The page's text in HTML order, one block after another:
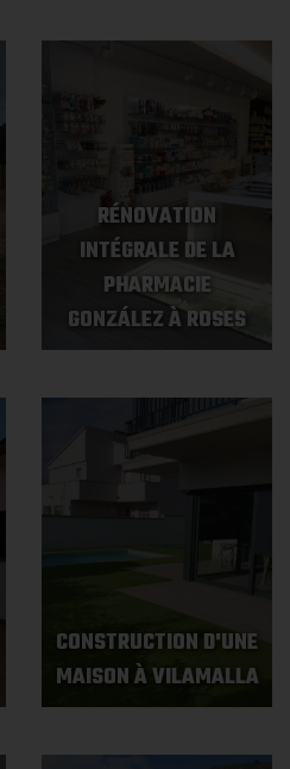
RÉNOVATION
INTÉGRALE DE LA
PHARMACIE
GONZÁLEZ À ROSES
CONSTRUCTION D'UNE
MAISON À VILAMALLA